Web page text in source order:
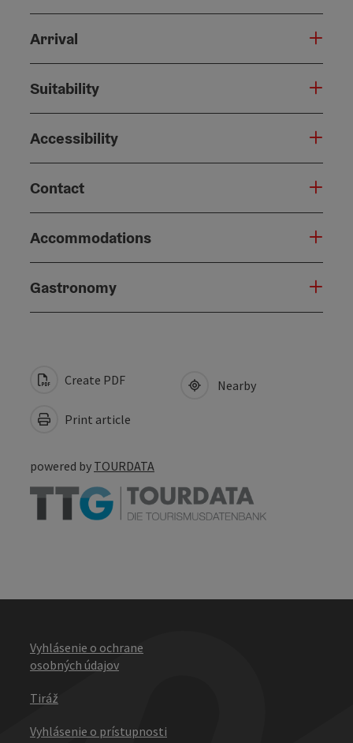
Arrival
Suitability
Accessibility
Contact
Accommodations
Gastronomy
Create PDF
Print article
Nearby
powered by TOURDATA
Vyhlásenie o ochrane
osobných údajov
Tiráž
Vyhlásenie o prístupnosti